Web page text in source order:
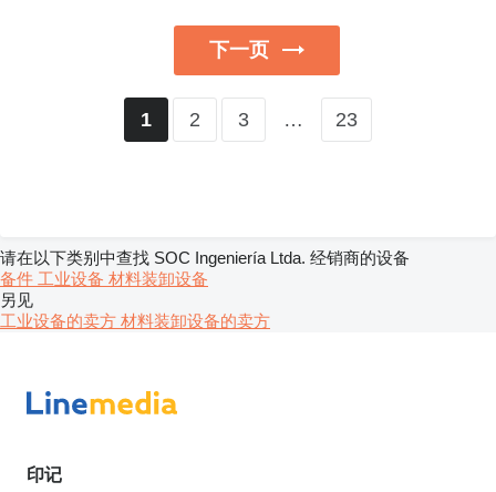
下一页
1 2 3 … 23
请在以下类别中查找 SOC Ingeniería Ltda. 经销商的设备
备件 工业设备 材料装卸设备
另见
工业设备的卖方 材料装卸设备的卖方
印记